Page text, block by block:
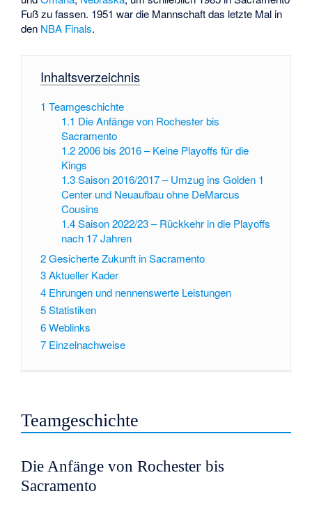
Fuß zu fassen. 1951 war die Mannschaft das letzte Mal in
den NBA Finals.
Inhaltsverzeichnis
1 Teamgeschichte
1.1 Die Anfänge von Rochester bis
Sacramento
1.2 2006 bis 2016 – Keine Playoffs für die
Kings
1.3 Saison 2016/2017 – Umzug ins Golden 1
Center und Neuaufbau ohne DeMarcus
Cousins
1.4 Saison 2022/23 – Rückkehr in die Playoffs
nach 17 Jahren
2Gesicherte Zukunft in Sacramento
3Aktueller Kader
4 Ehrungen und nennenswerte Leistungen
5Statistiken
6Weblinks
7 Einzelnachweise
Teamgeschichte
Die Anfänge von Rochester bis
Sacramento